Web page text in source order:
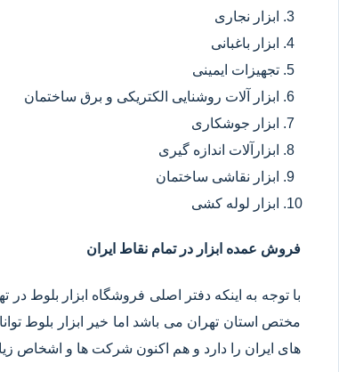
ابزار نجاری
ابزار باغبانی
تجهیزات ایمینی
ابزار آلات روشنایی الکتریکی و برق ساختمان
ابزار جوشکاری
ابزارآلات اندازه گیری
ابزار نقاشی ساختمان
ابزار لوله کشی
فروش عمده ابزار در تمام نقاط ایران
با توجه به اینکه دفتر اصلی فروشگاه ابزار بلوط
مختص استان تهران می باشد اما خیر ابزار بلوط
های ایران را دارد و هم اکنون شرکت ها و اشخاص